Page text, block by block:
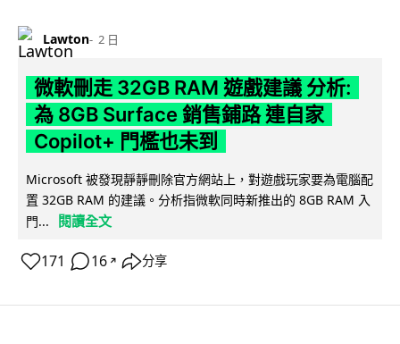
Lawton 2 日
微軟刪走 32GB RAM 遊戲建議 分析:
為 8GB Surface 銷售鋪路 連自家
Copilot+ 門檻也未到
Microsoft 被發現靜靜刪除官方網站上，對遊戲玩家要為電腦配
置 32GB RAM 的建議。分析指微軟同時新推出的 8GB RAM 入
門...
閱讀全文
171 16 ↗ 分享